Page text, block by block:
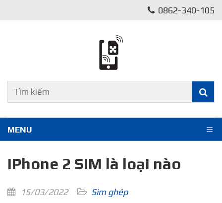
0862-340-105
MENU
IPhone 2 SIM là loại nào
15/03/2022
Sim ghép